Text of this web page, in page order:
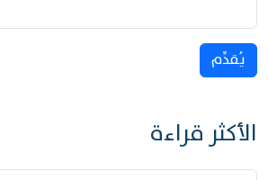
يُقدِّم
الأكثر قراءة